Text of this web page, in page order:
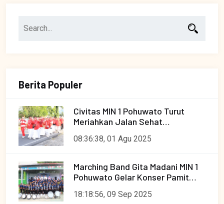
Berita Populer
Civitas MIN 1 Pohuwato Turut
Meriahkan Jalan Sehat
Tingkat Kecamatan Paguat
08:36:38, 01 Agu 2025
Marching Band Gita Madani MIN 1
Pohuwato Gelar Konser Pamit
Festival
18:18:56, 09 Sep 2025